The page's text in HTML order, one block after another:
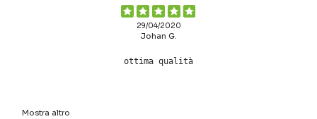
29/04/2020
Johan G.
ottima qualità
Mostra altro